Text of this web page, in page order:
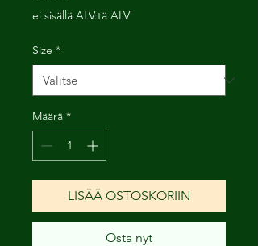
ei sisällä ALV:tä ALV
Size *
Määrä *
LISÄÄ OSTOSKORIIN
Osta nyt